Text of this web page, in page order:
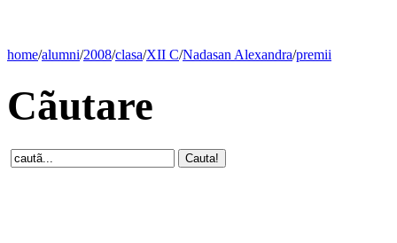
home/alumni/2008/clasa/XII C/Nadasan Alexandra/premii
Cãutare